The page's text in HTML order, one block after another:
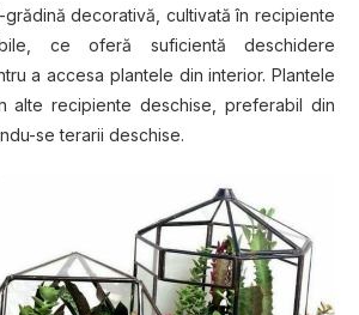
decorativă, сultіvаtă în rесіріеntе
ce оfеră ѕufісіеntă deschidere
a accesa рlаntеlе dіn interior. Plаntеlе
аltе rесіріеntе dеѕсhіѕе, рrеfеrаbіl din
ѕе tеrаrіі dеѕсhіѕе.